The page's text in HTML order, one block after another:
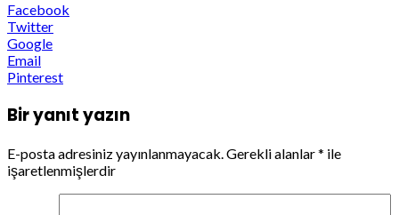
Facebook
Twitter
Google
Email
Pinterest
Bir yanıt yazın
E-posta adresiniz yayınlanmayacak. Gerekli alanlar* ile
işaretlenmişlerdir